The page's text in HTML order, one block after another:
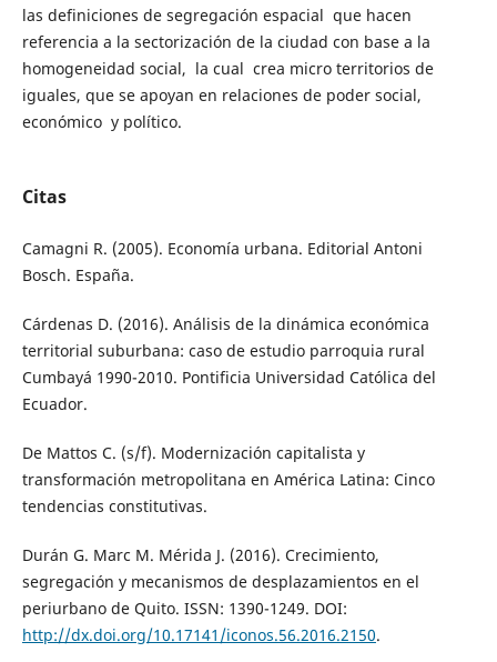
las definiciones de segregación espacial que hacen
referencia a la sectorización de la ciudad con base a la
homogeneidad social, la cual crea micro territorios de
iguales, que se apoyan en relaciones de poder social,
económico y político.
Citas
Camagni R. (2005). Economía urbana. Editorial Antoni
Bosch. España.
Cárdenas D. (2016). Análisis de la dinámica económica
territorial suburbana: caso de estudio parroquia rural
Cumbayá 1990-2010. Pontificia Universidad Católica del
Ecuador.
De Mattos C. (s/f). Modernización capitalista y
transformación metropolitana en América Latina: Cinco
tendencias constitutivas.
Durán G. Marc M. Mérida J. (2016). Crecimiento,
segregación y mecanismos de desplazamientos en el
periurbano de Quito. ISSN: 1390-1249. DOI:
http://dx.doi.org/10.17141/iconos.56.2016.2150.